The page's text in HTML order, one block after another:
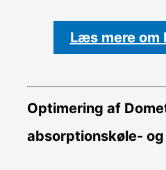
Læs mere om
Optimering af
absorptionskøle-